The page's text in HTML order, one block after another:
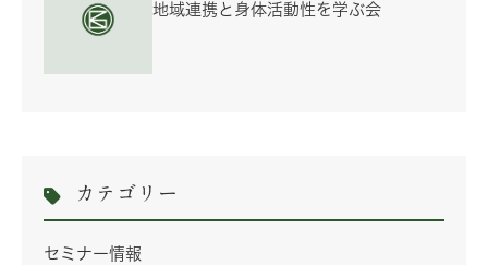
地域連携と身体活動性を学ぶ会
カテゴリー
セミナー情報